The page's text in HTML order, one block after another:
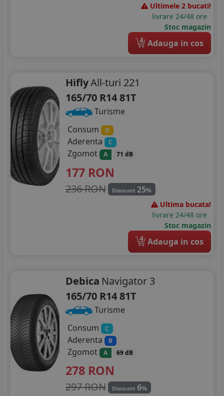
Ultimele 2 bucati!
livrare 24/48 ore
Stoc magazin
4 Adauga in cos
HiflyAll-turi 221
165/70 R14 81T
Turisme
Consum
D
Aderenta C
Zgomot A 71 dB
177 RON
236 RON Discount 25%
Ultima bucata!
livrare 24/48 ore
Stoc magazin
4 Adauga in cos
Debica Navigator 3
165/70 R14 81T
Turisme
Consum
C
Aderenta B
Zgomot A 69 dB
278 RON
297 RON Discount 6%